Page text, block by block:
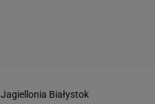
Jagiellonia Białystok